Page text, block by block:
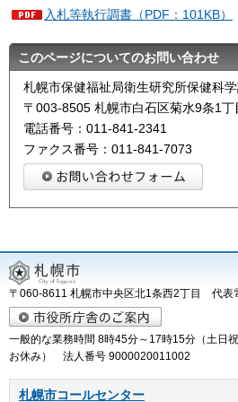
入札等執行調書（PDF：101KB）
このページについてのお問い合わせ
札幌市保健福祉局衛生研究所保健科
〒003-8505 札幌市白石区菊水9条1丁
電話番号：011-841-2341
ファクス番号：011-841-7073
〒060-8611 札幌市中央区北1条西2丁目 代
一般的な業務時間 8時45分～17時15分（土日
お休み） 法人番号 9000020011002
札幌市コールセンター